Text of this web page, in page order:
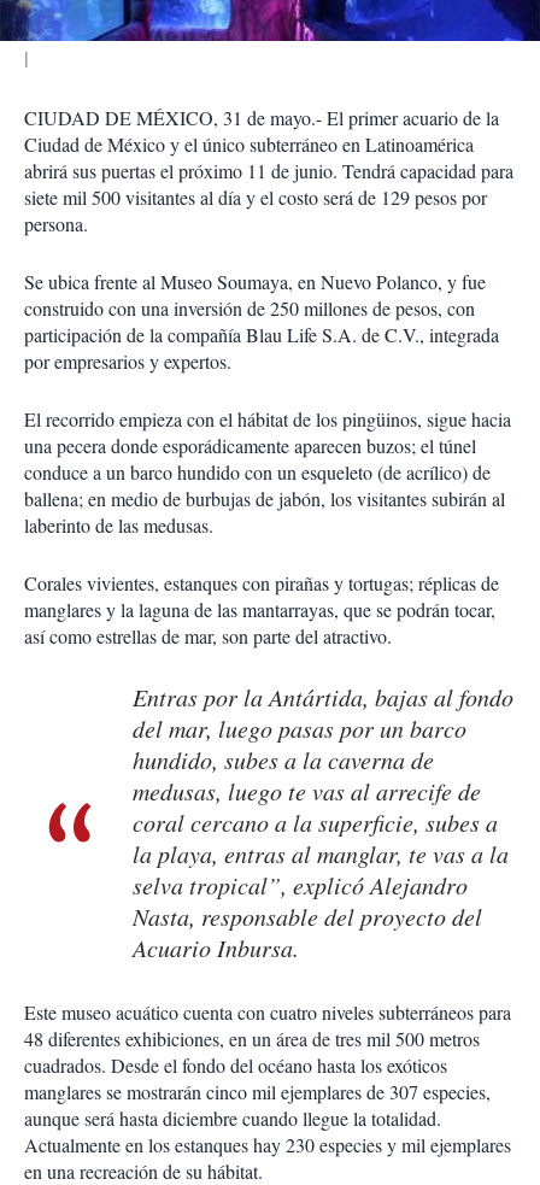
CIUDAD DE MÉXICO, 31 de mayo.- El primer acuario de la
Ciudad de México y el único subterráneo en Latinoamérica
abrirá sus puertas el próximo 11 de junio. Tendrá capacidad para
siete mil 500 visitantes al día y el costo será de 129 pesos por
persona.
Se ubica frente al Museo Soumaya, en Nuevo Polanco, y fue
construido con una inversión de 250 millones de pesos, con
participación de la compañía Blau Life S.A. de C.V., integrada
por empresarios y expertos.
El recorrido empieza con el hábitat de los pingüinos, sigue hacia
una pecera donde esporádicamente aparecen buzos; el túnel
conduce a un barco hundido con un esqueleto (de acrílico) de
ballena; en medio de burbujas de jabón, los visitantes subirán al
laberinto de las medusas.
Corales vivientes, estanques con pirañas y tortugas; réplicas de
manglares y la laguna de las mantarrayas, que se podrán tocar,
así como estrellas de mar, son parte del atractivo.
Entras por la Antártida, bajas al fondo
del mar, luego pasas por un barco
hundido, subes a la caverna de
medusas, luego te vas al arrecife de
coral cercano a la superficie, subes a
la playa, entras al manglar, te vas a la
selva tropical”, explicó Alejandro
Nasta, responsable del proyecto del
Acuario Inbursa.
Este museo acuático cuenta con cuatro niveles subterráneos para
48 diferentes exhibiciones, en un área de tres mil 500 metros
cuadrados. Desde el fondo del océano hasta los exóticos
manglares se mostrarán cinco mil ejemplares de 307 especies,
aunque será hasta diciembre cuando llegue la totalidad.
Actualmente en los estanques hay 230 especies y mil ejemplares
en una recreación de su hábitat.